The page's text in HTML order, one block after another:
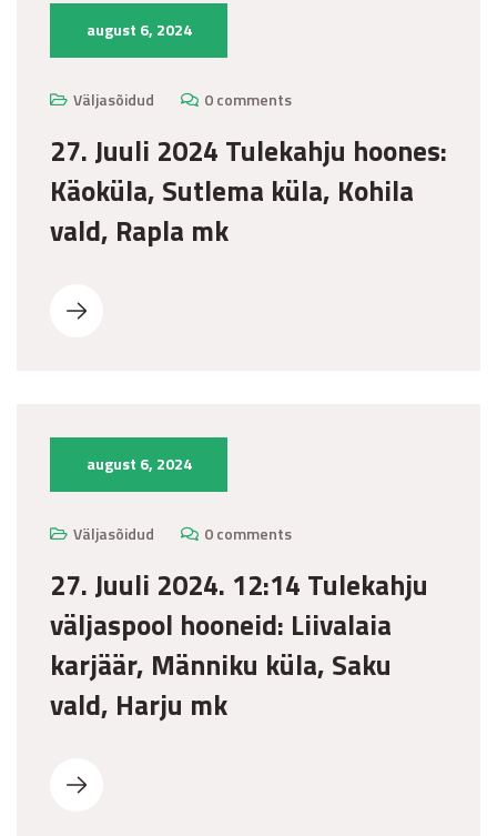
august 6, 2024
Väljasõidud 0 comments
27. Juuli 2024 Tulekahju hoones:
Käoküla, Sutlema küla, Kohila
vald, Rapla mk
august 6, 2024
Väljasõidud 0 comments
27. Juuli 2024. 12:14 Tulekahju
väljaspool hooneid: Liivalaia
karjäär, Männiku küla, Saku
vald, Harju mk